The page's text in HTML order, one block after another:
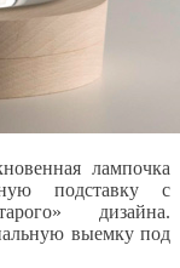
лампочка
подставку с
дизайна.
выемку под